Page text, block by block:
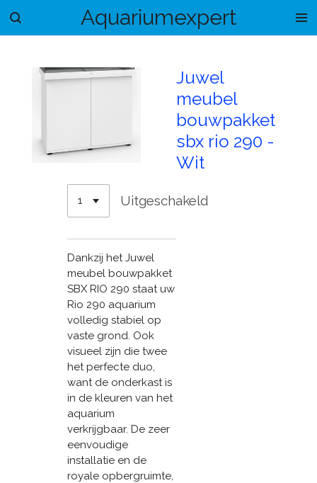
Ga
hoofdinhoud
Aquariumexpert
Juwel
meubel
bouwpakket
sbx rio 290 -
Wit
Uitgeschakeld
Dankzij het Juwel
meubel bouwpakket
SBX RIO 290 staat uw
Rio 290 aquarium
volledig stabiel op
vaste grond. Ook
visueel zijn die twee
het perfecte duo,
want de onderkast is
in de kleuren van het
aquarium
verkrijgbaar. De zeer
eenvoudige
installatie en de
royale opbergruimte,